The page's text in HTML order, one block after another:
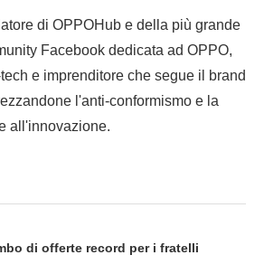
di OPPOHub e della più grande
Facebook dedicata ad OPPO,
e imprenditore che segue il brand
l'anti-conformismo e la
all'innovazione.
di offerte record per i fratelli